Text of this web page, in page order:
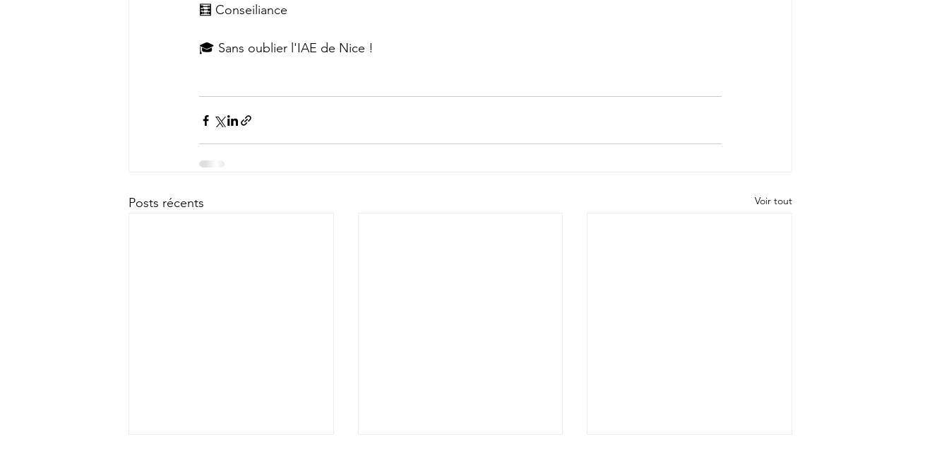
🧮 Conseiliance
🎓 Sans oublier l'IAE de Nice !
Posts récents Voir tout